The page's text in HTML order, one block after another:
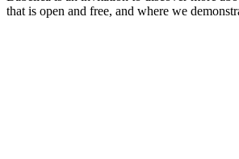
that is open and free, and where we